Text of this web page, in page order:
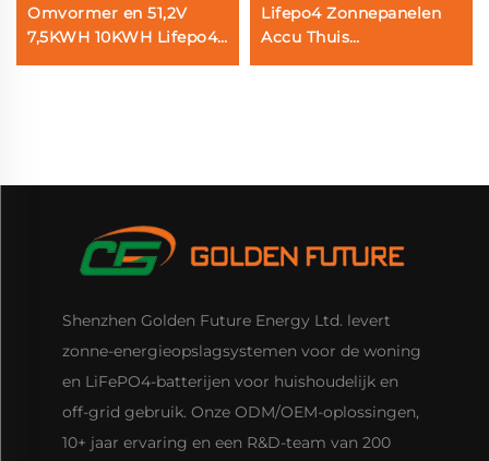
Omvormer en 51,2V
7,5KWH 10KWH Lifepo4
Lifepo4 Zonnepanelen
Accu Thuis
Shenzhen Golden Future Energy Ltd. levert
zonne-energieopslagsystemen voor de woning
en LiFePO4-batterijen voor huishoudelijk en
off-grid gebruik. Onze ODM/OEM-oplossingen,
10+ jaar ervaring en een R&D-team van 200